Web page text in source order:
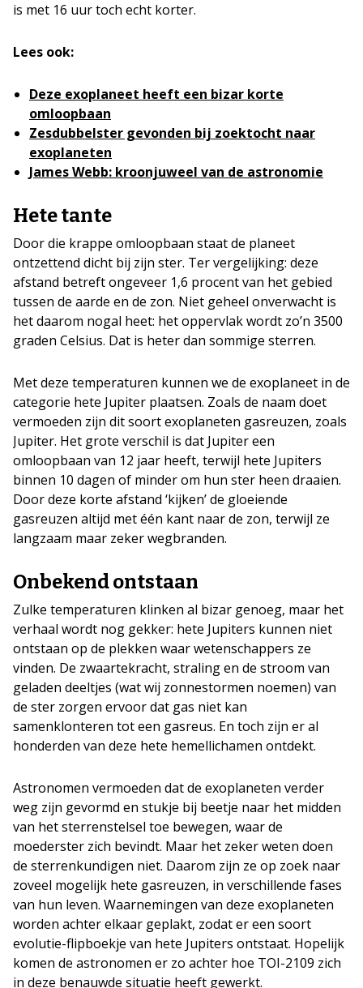
is met 16 uur toch echt korter.
Lees ook:
Deze exoplaneet heeft een bizar korte
omloopbaan
Zesdubbelster gevonden bij zoektocht naar
exoplaneten
James Webb: kroonjuweel van de astronomie
Hete tante
Door die krappe omloopbaan staat de planeet
ontzettend dicht bij zijn ster. Ter vergelijking: deze
afstand betreft ongeveer 1,6 procent van het gebied
tussen de aarde en de zon. Niet geheel onverwacht is
het daarom nogal heet: het oppervlak wordt zo’n 3500
graden Celsius. Dat is heter dan sommige sterren.
Met deze temperaturen kunnen we de exoplaneet in de
categorie hete Jupiter plaatsen. Zoals de naam doet
vermoeden zijn dit soort exoplaneten gasreuzen, zoals
Jupiter. Het grote verschil is dat Jupiter een
omloopbaan van 12 jaar heeft, terwijl hete Jupiters
binnen 10 dagen of minder om hun ster heen draaien.
Door deze korte afstand ‘kijken’ de gloeiende
gasreuzen altijd met één kant naar de zon, terwijl ze
langzaam maar zeker wegbranden.
Onbekend ontstaan
Zulke temperaturen klinken al bizar genoeg, maar het
verhaal wordt nog gekker: hete Jupiters kunnen niet
ontstaan op de plekken waar wetenschappers ze
vinden. De zwaartekracht, straling en de stroom van
geladen deeltjes (wat wij zonnestormen noemen) van
de ster zorgen ervoor dat gas niet kan
samenklonteren tot een gasreus. En toch zijn er al
honderden van deze hete hemellichamen ontdekt.
Astronomen vermoeden dat de exoplaneten verder
weg zijn gevormd en stukje bij beetje naar het midden
van het sterrenstelsel toe bewegen, waar de
moederster zich bevindt. Maar het zeker weten doen
de sterrenkundigen niet. Daarom zijn ze op zoek naar
zoveel mogelijk hete gasreuzen, in verschillende fases
van hun leven. Waarnemingen van deze exoplaneten
worden achter elkaar geplakt, zodat er een soort
evolutie-flipboekje van hete Jupiters ontstaat. Hopelijk
komen de astronomen er zo achter hoe TOI-2109 zich
in deze benauwde situatie heeft gewerkt.